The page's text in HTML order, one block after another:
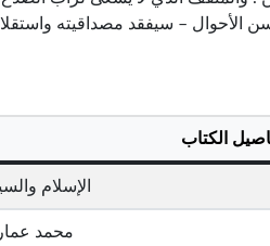
الأحوال – سيفقد مصداقيته
الكتاب
الإسلام
محمد